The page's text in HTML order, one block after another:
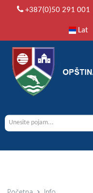
+387(0)50 291 001
Lat